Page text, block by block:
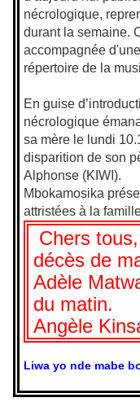
nécrologique,
durant la semaine.
accompagnée
répertoire de la
En guise
nécrologique
sa mère le lundi
disparition de son
Alphonse (KIWI).
Mbokamosika
attristées à la
Chers
décès de
Adèle
du matin.
Angèle
Liwa yo nde mabe